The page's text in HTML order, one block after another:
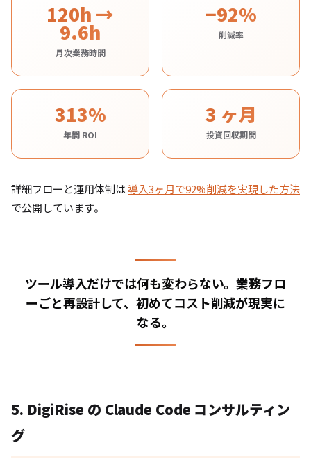
120h →
9.6h
月次業務時間
−92%
削減率
313%
年間 ROI
3 ヶ月
投資回収期間
詳細フローと運用体制は導入3ヶ月で92%削減を実現した方法
で公開しています。
ツール導入だけでは何も変わらない。業務フロ
ーごと再設計して、初めてコスト削減が現実に
なる。
5. DigiRise の Claude Code コンサルティン
グ